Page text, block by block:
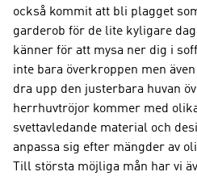
också kommit att bli plagget
garderob för de lite kyligare
känner för att mysa ner dig i
inte bara överkroppen men
dra upp den justerbara huvan
herrhuvtröjor kommer med
svettavledande material och
anpassa sig efter mängder av
Till största möjliga mån har vi